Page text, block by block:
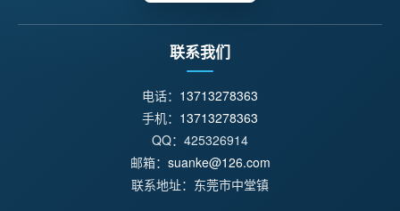
联系我们
电话： 13713278363
手机： 13713278363
QQ：425326914
邮箱： suanke@126.com
联系地址：东莞市中堂镇